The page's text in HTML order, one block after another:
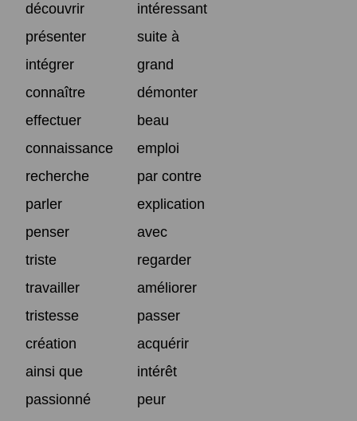
découvrir
intéressant
présenter
suite à
intégrer
grand
connaître
démonter
effectuer
beau
connaissance
emploi
recherche
par contre
parler
explication
penser
avec
triste
regarder
travailler
améliorer
tristesse
passer
création
acquérir
ainsi que
intérêt
passionné
peur